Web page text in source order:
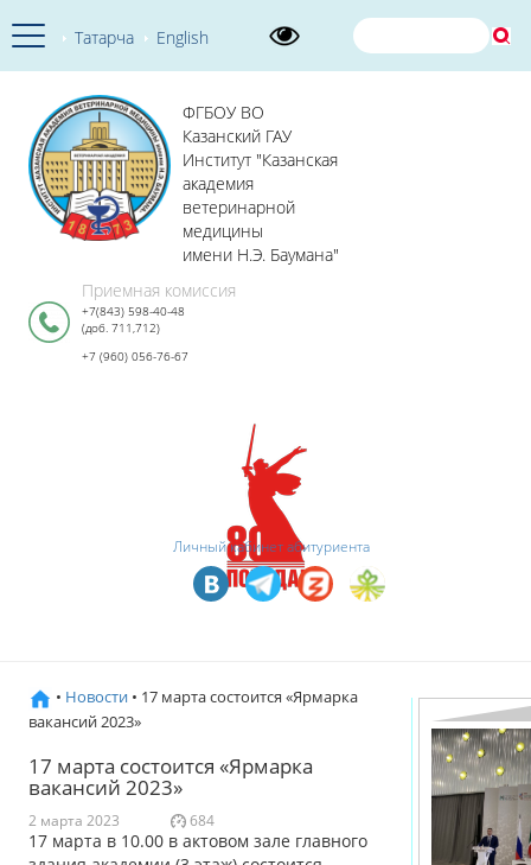
Татарча English
ФГБОУ ВО
Казанский ГАУ
Институт "Казанская
академия
ветеринарной
медицины
имени Н.Э. Баумана"
Приемная комиссия
+7(843) 598-40-48
(доб. 711,712)
+7 (960) 056-76-67
Личный кабинет абитуриента
• Новости • 17 марта состоится «Ярмарка
вакансий 2023»
17 марта состоится «Ярмарка
вакансий 2023»
2 марта 2023 684
17 марта в 10.00 в актовом зале главного